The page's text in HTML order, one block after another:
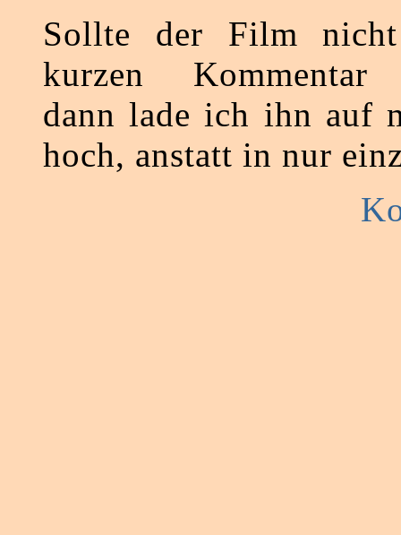
Sollte der Film
kurzen Kommentar
dann lade ich ihn auf
hoch, anstatt in nur